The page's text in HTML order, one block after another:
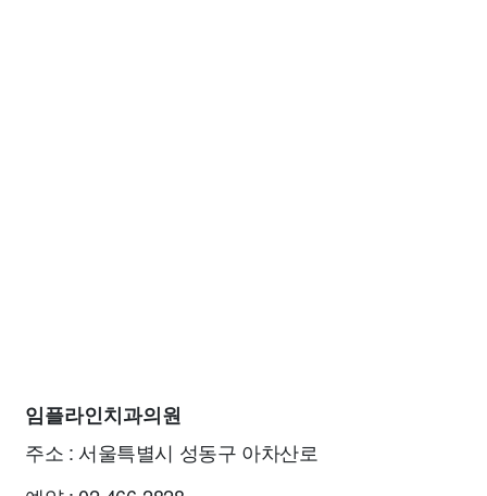
임플라인치과의원
주소 : 서울특별시 성동구 아차산로